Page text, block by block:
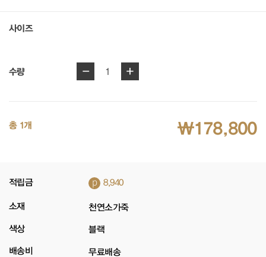
사이즈
수량 - 1 +
총 1개 ₩178,800
적립금 p 8,940
소재 천연소가죽
색상 블랙
배송비 무료배송